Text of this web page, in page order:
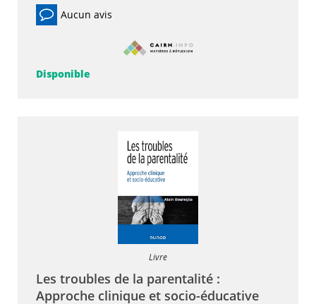
Aucun avis
Disponible
Livre
Les troubles de la parentalité :
Approche clinique et socio-éducative